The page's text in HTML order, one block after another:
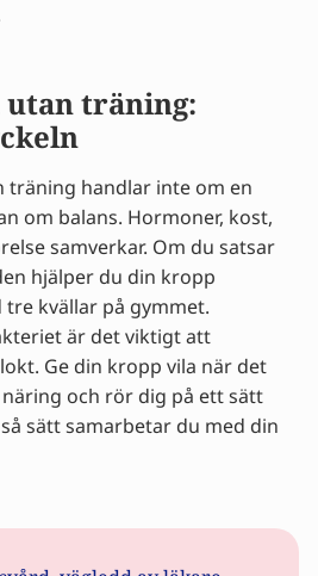
träning:
träning handlar inte om en
om balans. Hormoner, kost,
samverkar. Om du satsar
hjälper du din kropp
kvällar på gymmet.
är det viktigt att
Ge din kropp vila när det
och rör dig på ett sätt
sätt samarbetar du med din